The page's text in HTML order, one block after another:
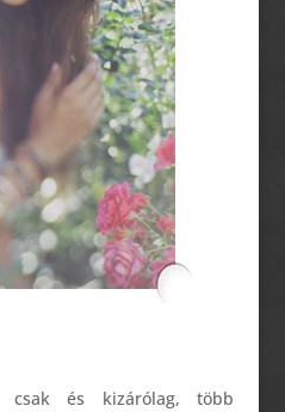
és kizárólag, több